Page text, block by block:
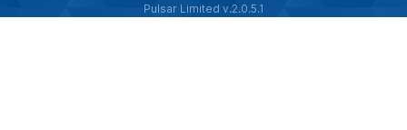
Pulsar Limited v.2.0.5.1